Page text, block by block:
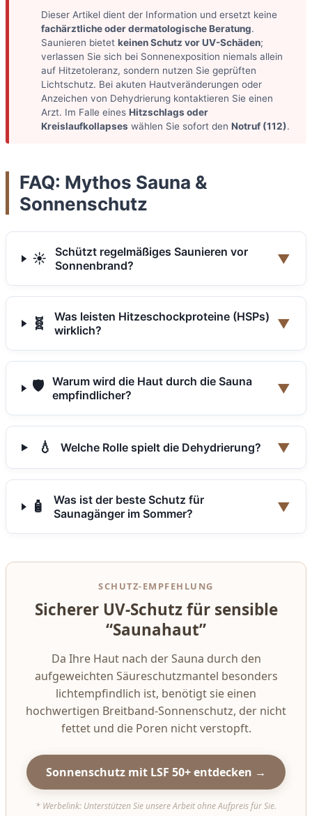
Dieser Artikel dient der Information und ersetzt keine
fachärztliche oder dermatologische Beratung.
Saunieren bietet keinen Schutz vor UV-Schäden;
verlassen Sie sich bei Sonnenexposition niemals allein
auf Hitzetoleranz, sondern nutzen Sie geprüften
Lichtschutz. Bei akuten Hautveränderungen oder
Anzeichen von Dehydrierung kontaktieren Sie einen
Arzt. Im Falle eines Hitzschlags oder
Kreislaufkollapses wählen Sie sofort den Notruf (112).
FAQ: Mythos Sauna &
Sonnenschutz
☀️
Schützt regelmäßiges Saunieren vor
Sonnenbrand?
▼
🧬
Was leisten Hitzeschockproteine (HSPs)
wirklich?
▼
🛡️
Warum wird die Haut durch die Sauna
empfindlicher?
▼
💧 Welche Rolle spielt die Dehydrierung? ▼
🧴
Was ist der beste Schutz für
Saunagänger im Sommer?
▼
SCHUTZ-EMPFEHLUNG
Sicherer UV-Schutz für sensible
“Saunahaut”
Da Ihre Haut nach der Sauna durch den
aufgeweichten Säureschutzmantel besonders
lichtempfindlich ist, benötigt sie einen
hochwertigen Breitband-Sonnenschutz, der nicht
fettet und die Poren nicht verstopft.
Sonnenschutz mit LSF 50+ entdecken →
* Werbelink: Unterstützen Sie unsere Arbeit ohne Aufpreis für Sie.